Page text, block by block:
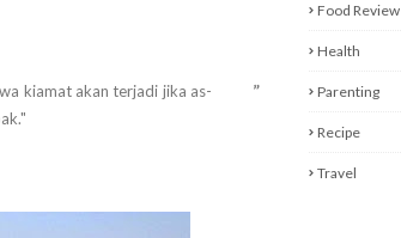
kiamat akan terjadi jika as-
”
Food Review
Health
Parenting
Recipe
Travel